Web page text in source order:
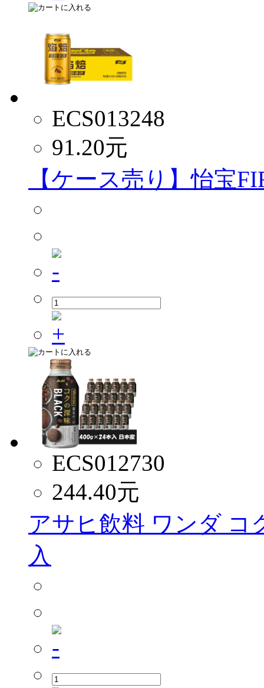
ECS013248
91.20元
【ケース売り】怡宝
ECS012730
244.40元
アサヒ飲料 ワンダ コ
入